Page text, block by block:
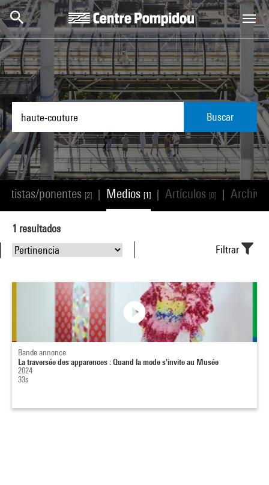
Skip to main content
Centre Pompidou
Buscar
Artistas/ponentes [2] Medios [1] Artículos [0]
1 resultados
Filtrar
Bande annonce
La traversée des apparences : Quand la mode s'invite au Musée
2024
33s